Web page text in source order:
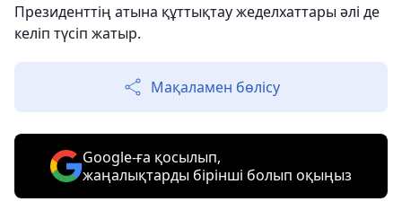
Президенттің атына құттықтау жеделхаттары әлі де
келіп түсіп жатыр.
Мақаламен бөлісу
Google-ға қосылып,
жаңалықтарды бірінші болып оқыңыз